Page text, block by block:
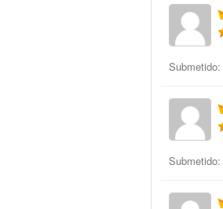
Submetido:
Submetido: